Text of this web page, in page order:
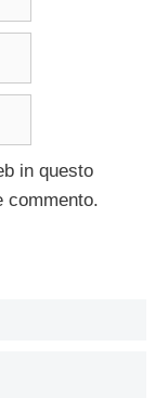
in questo
commento.